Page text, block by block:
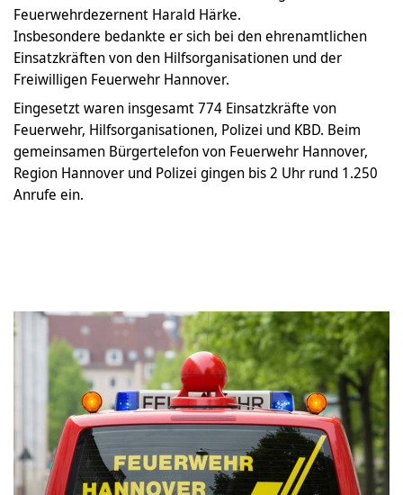
Feuerwehrdezernent Harald Härke.
Insbesondere bedankte er sich bei den ehrenamtlichen
Einsatzkräften von den Hilfsorganisationen und der
Freiwilligen Feuerwehr Hannover.
Eingesetzt waren insgesamt 774 Einsatzkräfte von
Feuerwehr, Hilfsorganisationen, Polizei und KBD. Beim
gemeinsamen Bürgertelefon von Feuerwehr Hannover,
Region Hannover und Polizei gingen bis 2 Uhr rund 1.250
Anrufe ein.